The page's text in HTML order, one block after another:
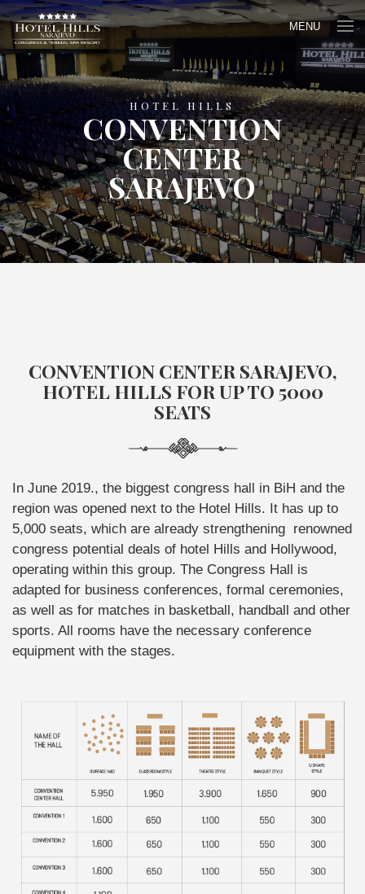
MENU
HOTEL HILLS
CONVENTION
CENTER
SARAJEVO
CONVENTION CENTER SARAJEVO,
HOTEL HILLS FOR UP TO 5000
SEATS
In June 2019., the biggest congress hall in BiH and the
region was opened next to the Hotel Hills. It has up to
5,000 seats, which are already strengthening renowned
congress potential deals of hotel Hills and Hollywood,
operating within this group. The Congress Hall is
adapted for business conferences, formal ceremonies,
as well as for matches in basketball, handball and other
sports. All rooms have the necessary conference
equipment with the stages.